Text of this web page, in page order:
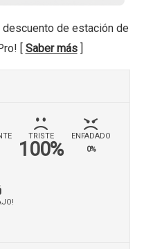
descuento de estación de
[ Saber más]
TRISTE
100%
ENFADADO
0%